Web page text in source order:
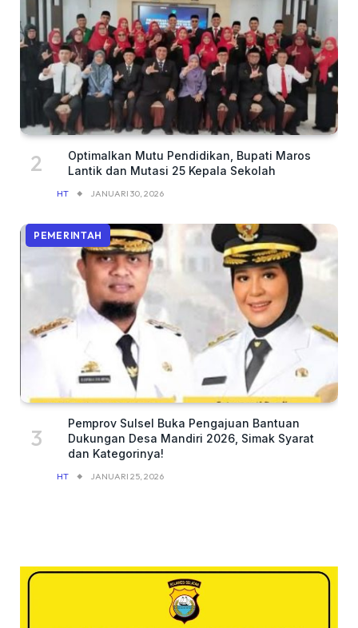
Optimalkan Mutu Pendidikan, Bupati Maros
Lantik dan Mutasi 25 Kepala Sekolah
HT JANUARI 30, 2026
PEMERINTAH
Pemprov Sulsel Buka Pengajuan Bantuan
Dukungan Desa Mandiri 2026, Simak Syarat
dan Kategorinya!
HT JANUARI 25, 2026